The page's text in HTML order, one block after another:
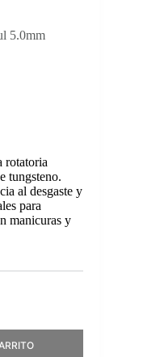
5.0mm
rotatoria
tungsteno.
al desgaste y
para
manicuras y